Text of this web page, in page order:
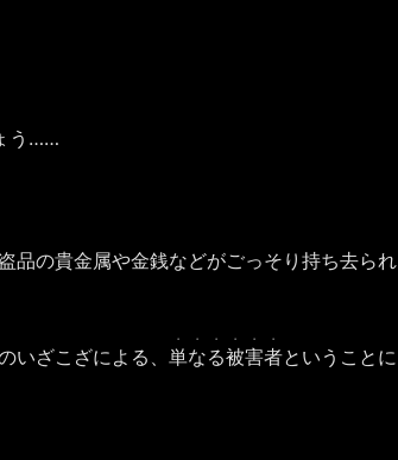
う……
品の貴金属や金銭などがごっそり持ち去られ
ざこざによる、 単なる被害者
・・・・・・
ということに